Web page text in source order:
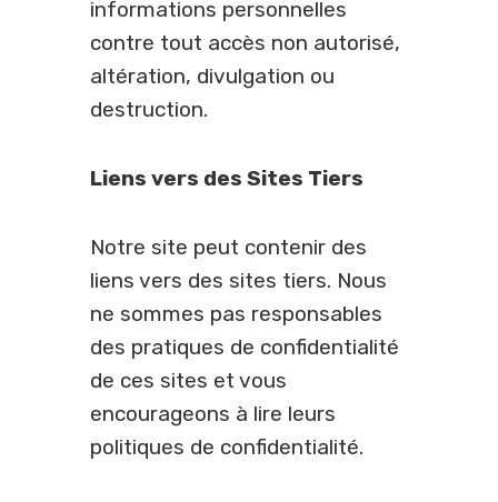
informations personnelles
contre tout accès non autorisé,
altération, divulgation ou
destruction.
Liens vers des Sites Tiers
Notre site peut contenir des
liens vers des sites tiers. Nous
ne sommes pas responsables
des pratiques de confidentialité
de ces sites et vous
encourageons à lire leurs
politiques de confidentialité.